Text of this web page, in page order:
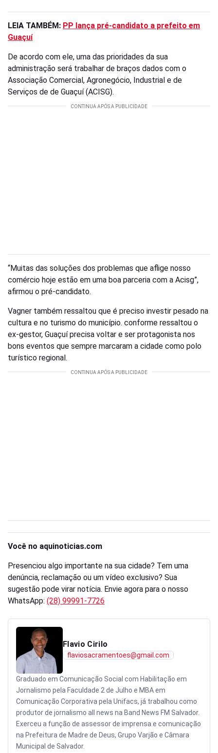
LEIA TAMBÉM: PP lança pré-candidato a prefeito em
Guaçuí
De acordo com ele, uma das prioridades da sua
administração será trabalhar de braços dados com o
Associação Comercial, Agronegócio, Industrial e de
Serviços de de Guaçuí (ACISG).
“Muitas das soluções dos problemas que aflige nosso
comércio hoje estão em uma boa parceria com a Acisg”,
afirmou o pré-candidato.
Vagner também ressaltou que é preciso investir pesado na
cultura e no turismo do município. conforme ressaltou o
ex-gestor, Guaçuí precisa voltar e ser protagonista nos
bons eventos que sempre marcaram a cidade como polo
turístico regional.
Você no aquinoticias.com
Presenciou algo importante na sua cidade? Tem uma
denúncia, reclamação ou um vídeo exclusivo? Sua
sugestão pode virar notícia. Envie agora para o nosso
WhatsApp: (28) 99991-7726
Flavio Cirilo
flaviosacramentoes@gmail.com
Graduado em Comunicação Social com Habilitação em
Jornalismo pela Faculdade 2 de Julho e MBA em
Comunicação Corporativa pela Unifacs, já trabalhou como
produtor de jornalismo all news na Band News FM Salvador.
Exerceu a função de assessor de imprensa e comunicação
na Prefeitura de Madre de Deus, Grupo Varjão e Câmara
Municipal de Salvador.